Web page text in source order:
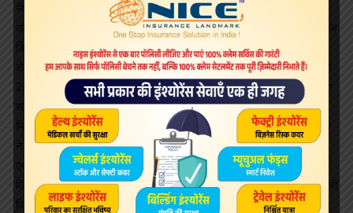
सेठिया हॉस्पिटल चेंबूर एवं mpct सुराणा हॉस्पिटल वाशी तेरापंथ धर्मसंघ में
उल्लेखनीय सेवाएँ दे रहा है tmm की बहिनो को केन्सर अवेयरनेस को लेकर आज
डिस्काउंट रेट पर मेमोग्राफ़ी के कूपन भी दिए और कहा की एक महीने में कैन्सर
से रिलेटेड टेस्ट आप कभी भी आकर डिस्काउंट रेट पर करवा सकते है। लगभग
25 बहिनो ने मेमोग्राफ़ी करवाई। सहनाज़ मेम एवं हॉस्पिटल की पूरी टीम का पूरा
सहयोग रहा।
मिसेस क्रान्तिजी सुराणा का भी बहुत सहयोग रहा उन्होंने महिला मंडल का अवेयर
नेस का कार्यक्रम 3 दिन पूर्व में चेंबुर में और आज वाशी में करने की स्वीकृति दी
एवं कार्यक्रम में स्वयं उपस्तिथ रही। सहसयोजिका सीमा मेहता ने आभार ज्ञापित
किया। वेलनेस मंथ की सयोज़िका सुमनजी बापना वाशी सहसयोजिका रेखा कोठारी
विमलाजी बागरेचा, उषा बागरेचा, किरण कच्छारा, शीला चड़ालिया, अनिता चपलोत,